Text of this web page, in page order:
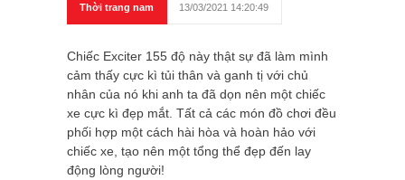
Thời trang nam 13/03/2021 14:20:49
Chiếc Exciter 155 độ này thật sự đã làm mình
cảm thấy cực kì tủi thân và ganh tị với chủ
nhân của nó khi anh ta đã dọn nên một chiếc
xe cực kì đẹp mắt. Tất cả các món đồ chơi đều
phối hợp một cách hài hòa và hoàn hảo với
chiếc xe, tạo nên một tổng thể đẹp đến lay
động lòng người!